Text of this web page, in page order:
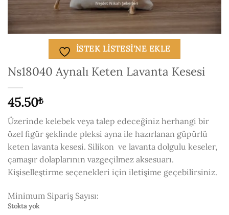
ISTEK LISTESI'NE EKLE
Ns18040 Aynalı Keten Lavanta Kesesi
45.50₺
Üzerinde kelebek veya talep edeceğiniz herhangi bir
özel figür şeklinde pleksi ayna ile hazırlanan güpürlü
keten lavanta kesesi. Silikon ve lavanta dolgulu keseler,
çamaşır dolaplarının vazgeçilmez aksesuarı.
Kişiselleştirme seçenekleri için iletişime geçebilirsiniz.
Minimum Sipariş Sayısı:
Stokta yok